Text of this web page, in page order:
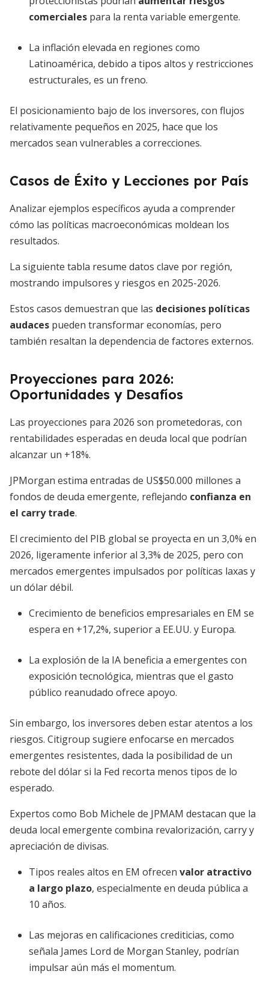
comerciales para la renta variable emergente.
La inflación elevada en regiones como
Latinoamérica, debido a tipos altos y restricciones
estructurales, es un freno.
El posicionamiento bajo de los inversores, con flujos
relativamente pequeños en 2025, hace que los
mercados sean vulnerables a correcciones.
Casos de Éxito y Lecciones por País
Analizar ejemplos específicos ayuda a comprender
cómo las políticas macroeconómicas moldean los
resultados.
La siguiente tabla resume datos clave por región,
mostrando impulsores y riesgos en 2025-2026.
Estos casos demuestran que las decisiones políticas
audaces pueden transformar economías, pero
también resaltan la dependencia de factores externos.
Proyecciones para 2026:
Oportunidades y Desafíos
Las proyecciones para 2026 son prometedoras, con
rentabilidades esperadas en deuda local que podrían
alcanzar un +18%.
JPMorgan estima entradas de US$50.000 millones a
fondos de deuda emergente, reflejando confianza en
el carry trade.
El crecimiento del PIB global se proyecta en un 3,0% en
2026, ligeramente inferior al 3,3% de 2025, pero con
mercados emergentes impulsados por políticas laxas y
un dólar débil.
Crecimiento de beneficios empresariales en EM se
espera en +17,2%, superior a EE.UU. y Europa.
La explosión de la IA beneficia a emergentes con
exposición tecnológica, mientras que el gasto
público reanudado ofrece apoyo.
Sin embargo, los inversores deben estar atentos a los
riesgos. Citigroup sugiere enfocarse en mercados
emergentes resistentes, dada la posibilidad de un
rebote del dólar si la Fed recorta menos tipos de lo
esperado.
Expertos como Bob Michele de JPMAM destacan que la
deuda local emergente combina revalorización, carry y
apreciación de divisas.
Tipos reales altos en EM ofrecen valor atractivo
a largo plazo, especialmente en deuda pública a
10 años.
Las mejoras en calificaciones crediticias, como
señala James Lord de Morgan Stanley, podrían
impulsar aún más el momentum.